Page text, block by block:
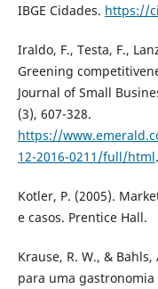
IBGE Cidades. https://
Iraldo, F., Testa, F.,
Greening
Journal of Small
(3), 607-328.
https://
12-2016-0211/full/html.
Kotler, P. (2005).
e casos. Prentice Hall.
Krause, R. W., &
para uma gastronomia